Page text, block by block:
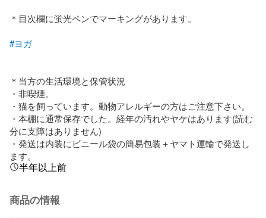
＊目次欄に蛍光ペンでマーキングがあります。
#ヨガ
＊当方の生活環境と保管状況
・非喫煙。
・猫を飼っています。動物アレルギーの方はご注意下さい。
・本棚に通常保存でした。経年の汚れやヤケはあります(読む
分に支障はありません)
・発送は内装にビニール袋の簡易包装＋ヤマト運輸で発送し
ます。
半年以上前
商品の情報